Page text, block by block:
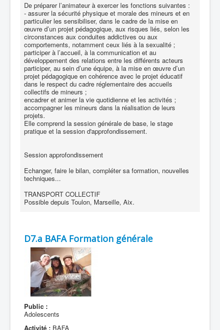
De préparer l’animateur à exercer les fonctions suivantes :
- assurer la sécurité physique et morale des mineurs et en
particulier les sensibiliser, dans le cadre de la mise en
œuvre d’un projet pédagogique, aux risques liés, selon les
circonstances aux conduites addictives ou aux
comportements, notamment ceux liés à la sexualité ;
participer à l’accueil, à la communication et au
développement des relations entre les différents acteurs
participer, au sein d’une équipe, à la mise en œuvre d’un
projet pédagogique en cohérence avec le projet éducatif
dans le respect du cadre réglementaire des accueils
collectifs de mineurs ;
encadrer et animer la vie quotidienne et les activités ;
accompagner les mineurs dans la réalisation de leurs
projets.
Elle comprend la session générale de base, le stage
pratique et la session d'approfondissement.
Session approfondissement
Echanger, faire le bilan, compléter sa formation, nouvelles
techniques...
TRANSPORT COLLECTIF
Possible depuis Toulon, Marseille, Aix.
D7.a BAFA Formation générale
Public :
Adolescents
Activité : BAFA